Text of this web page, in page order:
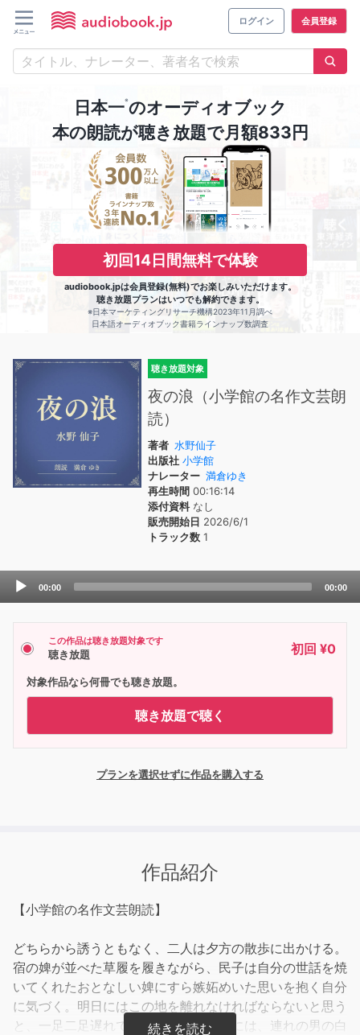
ログイン 会員登録
日本一※のオーディオブック
本の朗読が聴き放題で月額833円
初回14日間無料で体験
audiobook.jpは会員登録(無料)でお楽しみいただけます。
聴き放題プランはいつでも解約できます。
※日本マーケティングリサーチ機構2023年11月調べ
日本語オーディオブック書籍ラインナップ数調査
聴き放題対象
夜の浪（小学館の名作文芸朗
読）
著者 水野仙子
出版社 小学館
ナレーター 満倉ゆき
再生時間 00:16:14
添付資料なし
販売開始日 2026/6/1
トラック数 1
Audio
00:00 00:00
この作品は聴き放題対象です
聴き放題 初回 ¥0
対象作品なら何冊でも聴き放題。
聴き放題で聴く
プランを選択せずに作品を購入する
作品紹介
【小学館の名作文芸朗読】
どちらから誘うともなく、二人は夕方の散歩に出かける。
宿の婢が並べた草履を履きながら、民子は自分の世話を焼
いてくれたおとなしい婢にすら嫉妬めいた思いを抱く自分
に気づく。明日にはこの地を離れなければならないと思う
と、一足二足遅れて歩く彼女の目の前には、連れの男の白